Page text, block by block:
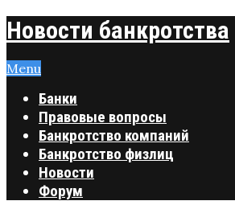
Новости банкротства
Menu
Банки
Правовые вопросы
Банкротство компаний
Банкротство физлиц
Новости
Форум